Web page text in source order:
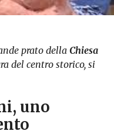
prato della Chiesa
del centro storico, si
uno